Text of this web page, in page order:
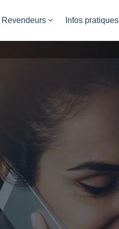
Revendeurs Infos pratiques